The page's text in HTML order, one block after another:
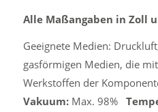
Alle Maßangaben in Zoll
Geeignete Medien:
gasförmigen Medien, die
Werkstoffen der
Vakuum:Max. 98%